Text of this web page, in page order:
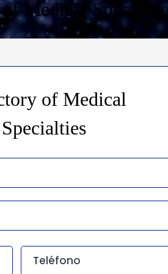
Medical
of Medical
Specialties